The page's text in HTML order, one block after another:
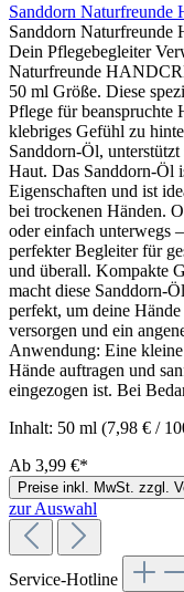
Sanddorn
Sanddorn
Dein Pflegebegleiter
Naturfreunde
50 ml Größe. Diese
Pflege für beanspruchte
klebriges Gefühl zu
Sanddorn-Öl,
Haut. Das Sanddorn-Öl
Eigenschaften und ist
bei trockenen Händen.
oder einfach unterwegs
perfekter Begleiter für
und überall. Kompakte
macht diese Sanddorn-
perfekt, um deine
versorgen und ein
Anwendung: Eine
Hände auftragen und
eingezogen ist. Bei
Inhalt: 50 ml (7,98 € /
Ab 3,99 €*
Preise inkl. MwSt. zzgl.
zur Auswahl
Service-Hotline